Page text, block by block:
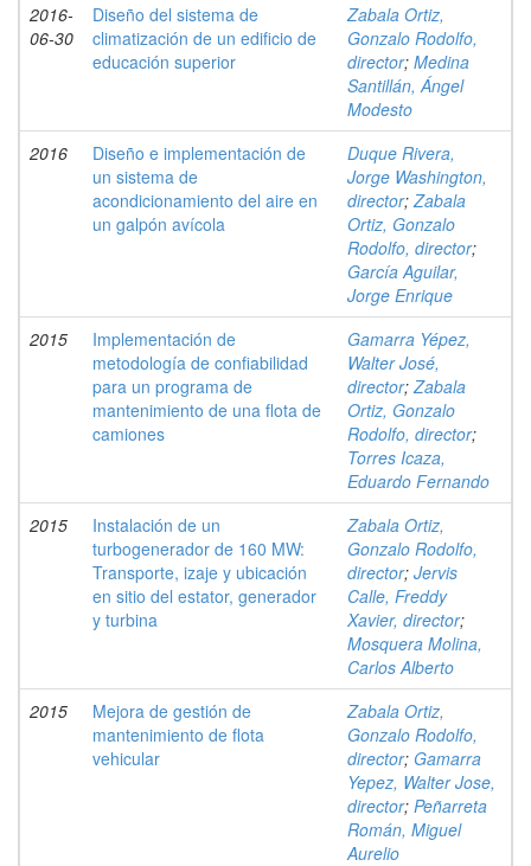
2016-
06-30
Diseño del sistema de
climatización de un edificio de
educación superior
Zabala Ortiz,
Gonzalo Rodolfo,
director; Medina
Santillán, Ángel
Modesto
2016
Diseño e implementación de
un sistema de
acondicionamiento del aire en
un galpón avícola
Duque Rivera,
Jorge Washington,
director;Zabala
Ortiz, Gonzalo
Rodolfo, director;
García Aguilar,
Jorge Enrique
2015
Implementación de
metodología de confiabilidad
para un programa de
mantenimiento de una flota de
camiones
Gamarra Yépez,
Walter José,
director;Zabala
Ortiz, Gonzalo
Rodolfo, director;
Torres Icaza,
Eduardo Fernando
2015
Instalación de un
turbogenerador de 160 MW:
Transporte, izaje y ubicación
en sitio del estator, generador
y turbina
Zabala Ortiz,
Gonzalo Rodolfo,
director; Jervis
Calle, Freddy
Xavier, director;
Mosquera Molina,
Carlos Alberto
2015
Mejora de gestión de
mantenimiento de flota
vehicular
Zabala Ortiz,
Gonzalo Rodolfo,
director; Gamarra
Yepez, Walter Jose,
director; Peñarreta
Román, Miguel
Aurelio